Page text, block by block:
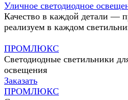
Уличное светодиодное
Качество в каждой детали —
реализуем в каждом
ПРОМЛЮКС
Светодиодные светильники
освещения
Заказать
ПРОМЛЮКС